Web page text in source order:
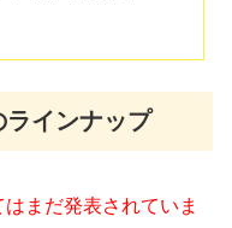
ラインナップ
まだ発表されていま